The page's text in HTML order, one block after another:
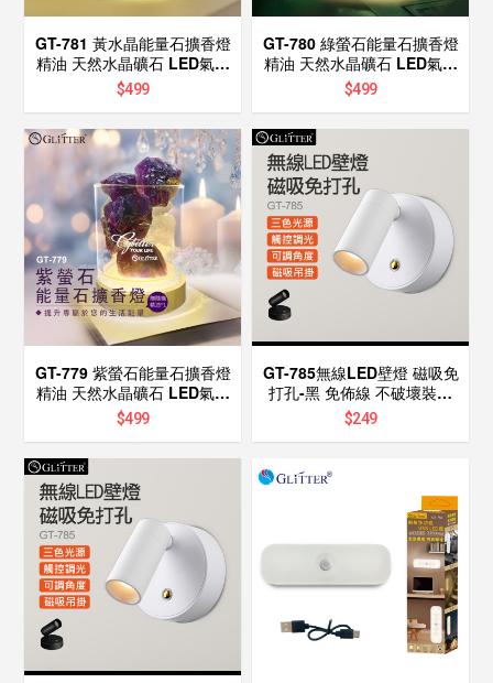
GT-781 黃水晶能量石擴香燈
精油 天然水晶礦石 LED氣氛
燈 精油香氛 能量 開智慧 招
貴人 擴香石 水晶
$499
GT-780 綠螢石能量石擴香燈
精油 天然水晶礦石 LED氣氛
燈 精油香氛 能量 開智慧 招
貴人 擴香石 水晶
$499
GT-779 紫螢石能量石擴香燈
精油 天然水晶礦石 LED氣氛
燈 精油香氛 能量 開智慧 招
貴人 擴香石 水晶
$499
GT-785無線LED壁燈 磁吸免
打孔-黑 免佈線 不破壞裝潢
USB充電 觸控燈 3色光 可調
亮度 投射燈 展示燈
$249